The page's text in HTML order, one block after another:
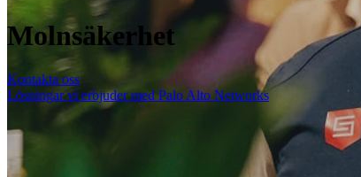
Molnsäkerhet
Kontakta oss
Lösningar vi erbjuder med Palo Alto Networks